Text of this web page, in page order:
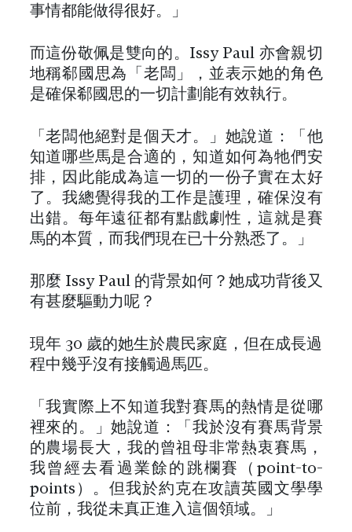
事情都能做得很好。」
而這份敬佩是雙向的。Issy Paul 亦會親切
地稱郗國思為「老闆」，並表示她的角色
是確保郗國思的一切計劃能有效執行。
「老闆他絕對是個天才。」她說道：「他
知道哪些馬是合適的，知道如何為牠們安
排，因此能成為這一切的一份子實在太好
了。我總覺得我的工作是護理，確保沒有
出錯。每年遠征都有點戲劇性，這就是賽
馬的本質，而我們現在已十分熟悉了。」
那麼 Issy Paul 的背景如何？她成功背後又
有甚麼驅動力呢？
現年 30 歲的她生於農民家庭，但在成長過
程中幾乎沒有接觸過馬匹。
「我實際上不知道我對賽馬的熱情是從哪
裡來的。」她說道：「我於沒有賽馬背景
的農場長大，我的曾祖母非常熱衷賽馬，
我曾經去看過業餘的跳欄賽（point-to-
points）。但我於約克在攻讀英國文學學
位前，我從未真正進入這個領域。」